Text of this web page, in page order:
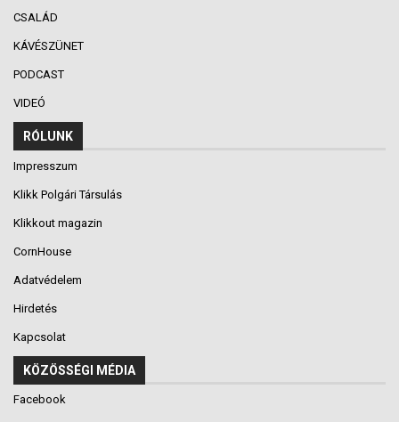
CSALÁD
KÁVÉSZÜNET
PODCAST
VIDEÓ
RÓLUNK
Impresszum
Klikk Polgári Társulás
Klikkout magazin
CornHouse
Adatvédelem
Hirdetés
Kapcsolat
KÖZÖSSÉGI MÉDIA
Facebook